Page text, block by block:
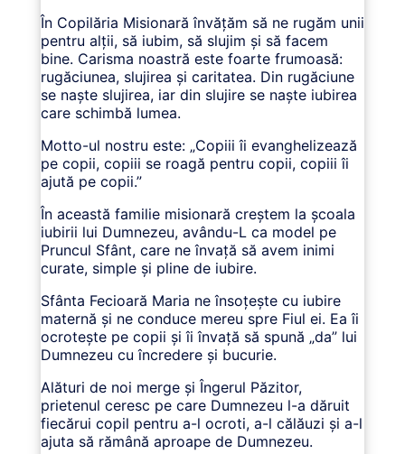
În Copilăria Misionară învățăm să ne rugăm unii
pentru alții, să iubim, să slujim și să facem
bine. Carisma noastră este foarte frumoasă:
rugăciunea, slujirea și caritatea. Din rugăciune
se naște slujirea, iar din slujire se naște iubirea
care schimbă lumea.
Motto-ul nostru este: „Copiii îi evanghelizează
pe copii, copiii se roagă pentru copii, copiii îi
ajută pe copii.”
În această familie misionară creștem la școala
iubirii lui Dumnezeu, avându-L ca model pe
Pruncul Sfânt, care ne învață să avem inimi
curate, simple și pline de iubire.
Sfânta Fecioară Maria ne însoțește cu iubire
maternă și ne conduce mereu spre Fiul ei. Ea îi
ocrotește pe copii și îi învață să spună „da” lui
Dumnezeu cu încredere și bucurie.
Alături de noi merge și Îngerul Păzitor,
prietenul ceresc pe care Dumnezeu l-a dăruit
fiecărui copil pentru a-l ocroti, a-l călăuzi și a-l
ajuta să rămână aproape de Dumnezeu.